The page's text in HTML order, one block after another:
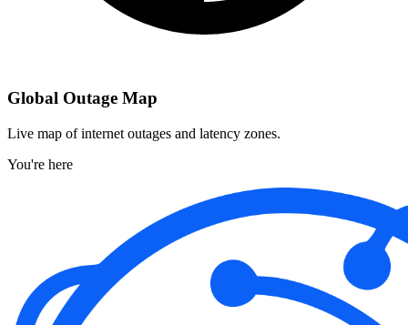
Global Outage Map
Live map of internet outages and latency zones.
You're here